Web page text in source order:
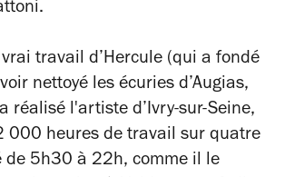
vrai travail d’Hercule (qui a fondé
nettoyé les écuries d’Augias,
réalisé l'artiste d’Ivry-sur-Seine,
000 heures de travail sur quatre
de 5h30 à 22h, comme il le